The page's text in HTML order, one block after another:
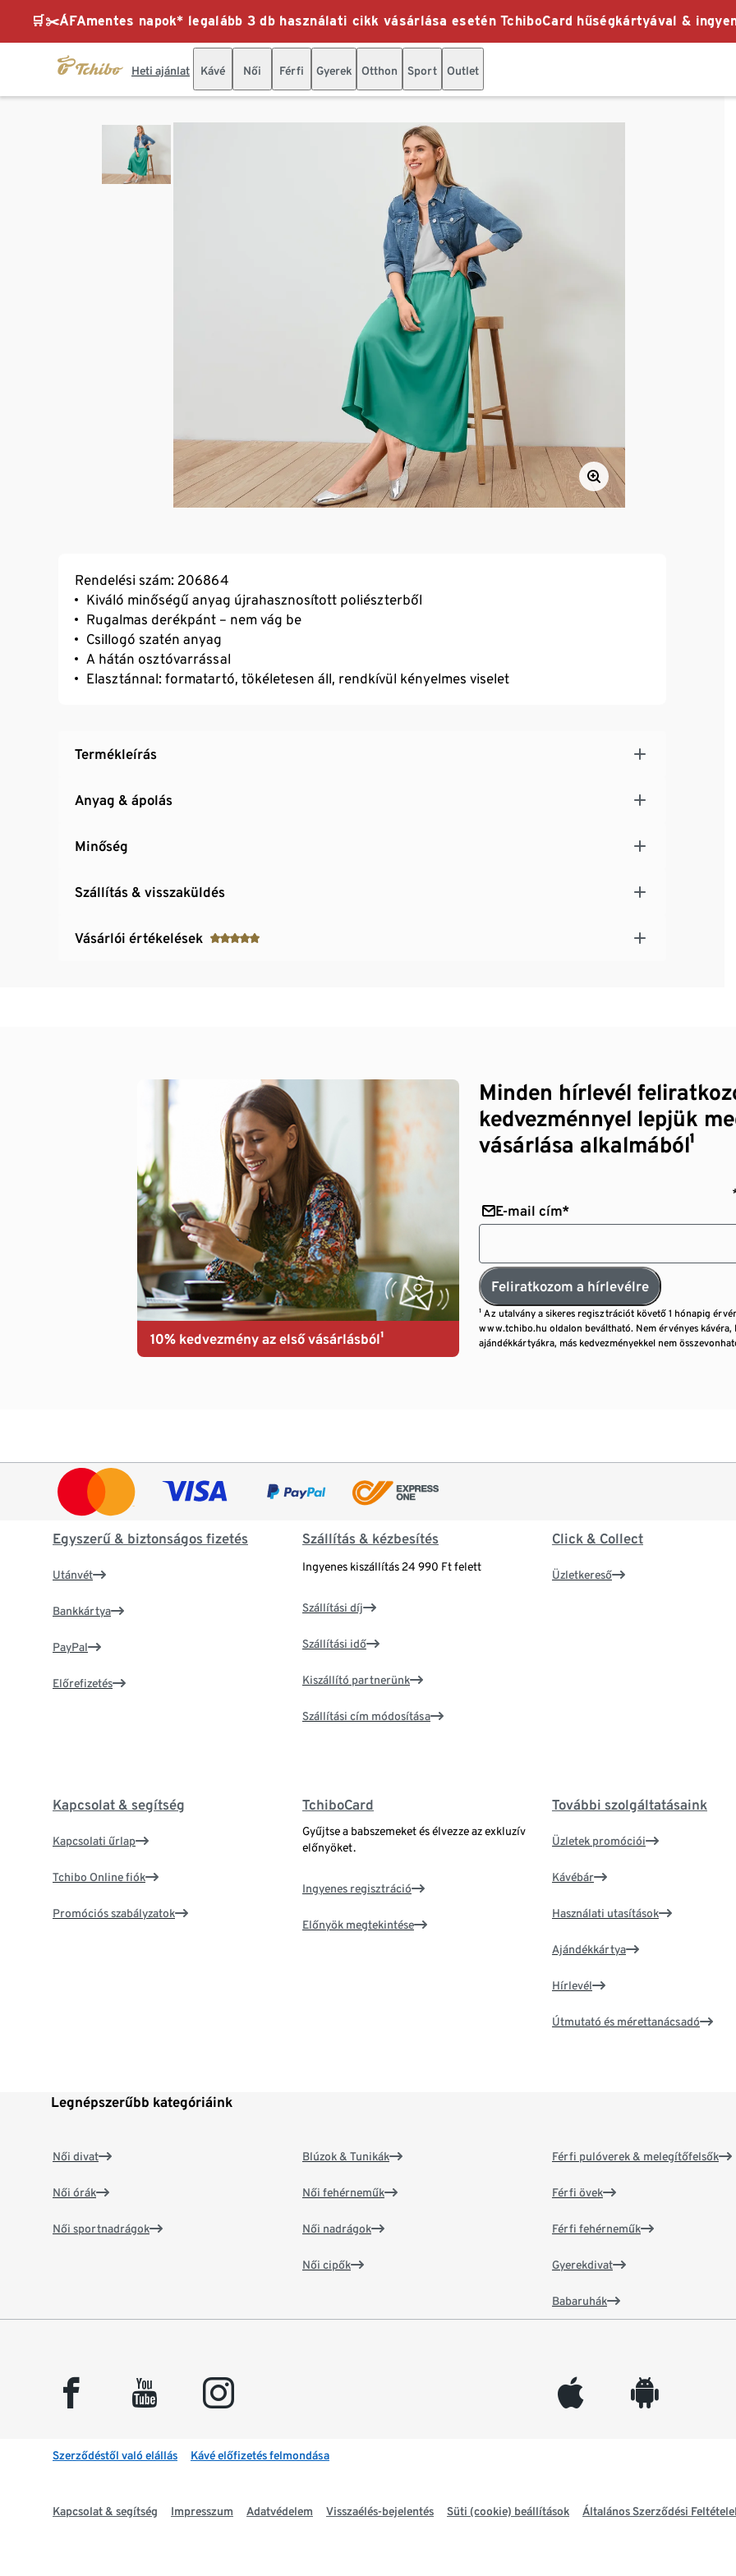
🛒✂️ÁFAmentes napok* legalább 3 db használati cikk vásárlása esetén TchiboCard hűségkártyával &
Heti ajánlat Kávé Női Férfi Gyerek Otthon Sport Outlet
Rendelési szám: 206864
Kiváló minőségű anyag újrahasznosított poliészterből
Rugalmas derékpánt – nem vág be
Csillogó szatén anyag
A hátán osztóvarrással
Elasztánnal: formatartó, tökéletesen áll, rendkívül kényelmes viselet
Termékleírás
Anyag & ápolás
Minőség
Szállítás & visszaküldés
Vásárlói értékelések
10% kedvezmény az első vásárlásból¹
Minden hírlevél
kedvezménnyel lepjük
vásárlása alkalmából¹
E-mail cím*
Feliratkozom a hírlevélre
¹ Az utalvány a sikeres regisztrációt követő 1 hónapig
www.tchibo.hu oldalon beváltható. Nem érvényes kávéra,
ajándékkártyákra, más kedvezményekkel nem
Egyszerű & biztonságos fizetés
Utánvét
Bankkártya
PayPal
Előrefizetés
Szállítás & kézbesítés
Ingyenes kiszállítás 24 990 Ft felett
Szállítási díj
Szállítási idő
Kiszállító partnerünk
Szállítási cím módosítása
Click & Collect
Üzletkereső
Kapcsolat & segítség
Kapcsolati űrlap
Tchibo Online fiók
Promóciós szabályzatok
TchiboCard
Gyűjtse a babszemeket és élvezze az exkluzív
előnyöket.
Ingyenes regisztráció
Előnyök megtekintése
További szolgáltatásaink
Üzletek promóciói
Kávébár
Használati utasítások
Ajándékkártya
Hírlevél
Útmutató és mérettanácsadó
Legnépszerűbb kategóriáink
Női divat
Női órák
Női sportnadrágok
Blúzok & Tunikák
Női fehérneműk
Női nadrágok
Női cipők
Férfi pulóverek & melegítőfelsők
Férfi övek
Férfi fehérneműk
Gyerekdivat
Babaruhák
facebook youtube instagram appleinc android
Szerződéstől való elállás Kávé előfizetés felmondása
Kapcsolat & segítség Impresszum Adatvédelem Visszaélés-bejelentés Süti (cookie) beállítások Általános Szerződési